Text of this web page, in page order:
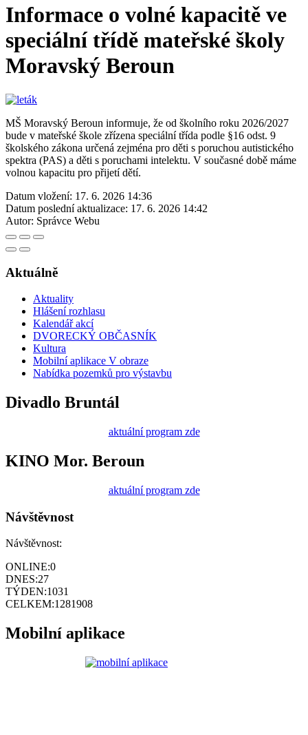
Informace o volné kapacitě ve
speciální třídě mateřské školy
Moravský Beroun
MŠ Moravský Beroun informuje, že od školního roku 2026/2027
bude v mateřské škole zřízena speciální třída podle §16 odst. 9
školského zákona určená zejména pro děti s poruchou autistického
spektra (PAS) a děti s poruchami intelektu. V současné době máme
volnou kapacitu pro přijetí dětí.
Datum vložení: 17. 6. 2026 14:36
Datum poslední aktualizace: 17. 6. 2026 14:42
Autor: Správce Webu
Aktuálně
Aktuality
Hlášení rozhlasu
Kalendář akcí
DVORECKÝ OBČASNÍK
Kultura
Mobilní aplikace V obraze
Nabídka pozemků pro výstavbu
Divadlo Bruntál
aktuální program zde
KINO Mor. Beroun
aktuální program zde
Návštěvnost
Návštěvnost:
ONLINE:0
DNES:27
TÝDEN:1031
CELKEM:1281908
Mobilní aplikace